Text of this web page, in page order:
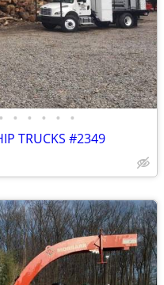
• • • • • •
TRUCKS #2349